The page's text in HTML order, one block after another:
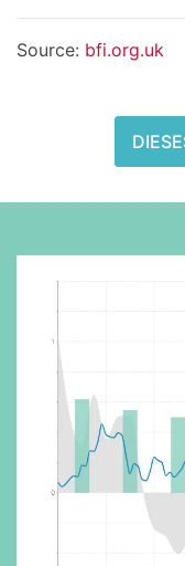
Source: bfi.org.uk